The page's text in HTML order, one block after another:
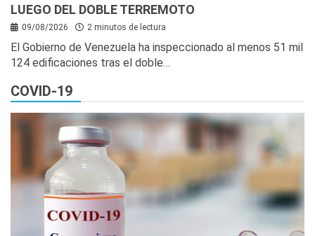
LUEGO DEL DOBLE TERREMOTO
09/08/2026 2 minutos de lectura
El Gobierno de Venezuela ha inspeccionado al menos 51 mil
124 edificaciones tras el doble…
COVID-19